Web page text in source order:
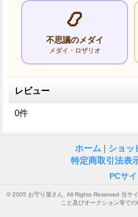
📿
不思議のメダイ
メダイ・ロザリオ
レビュー
0件
ホーム | ショッ
特定商取引法表
PCサイ
© 2005 お守り屋さん. All Rights Reserved 当サ
こと及びオークション等での